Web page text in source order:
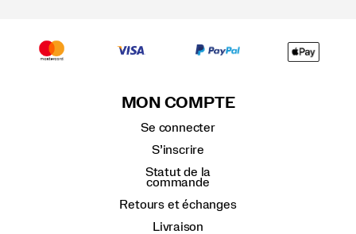
MON COMPTE
Se connecter
S’inscrire
Statut de la
commande
Retours et échanges
Livraison